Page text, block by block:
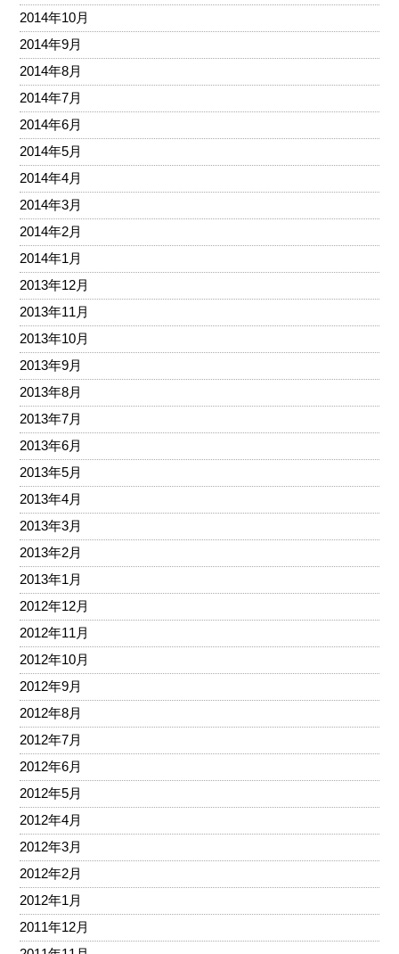
2014年10月
2014年9月
2014年8月
2014年7月
2014年6月
2014年5月
2014年4月
2014年3月
2014年2月
2014年1月
2013年12月
2013年11月
2013年10月
2013年9月
2013年8月
2013年7月
2013年6月
2013年5月
2013年4月
2013年3月
2013年2月
2013年1月
2012年12月
2012年11月
2012年10月
2012年9月
2012年8月
2012年7月
2012年6月
2012年5月
2012年4月
2012年3月
2012年2月
2012年1月
2011年12月